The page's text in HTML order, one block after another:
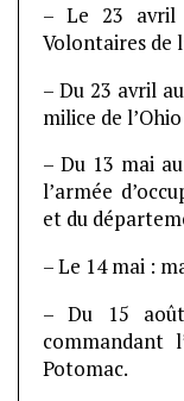
– Le 23 avril
Volontaires de
– Du 23 avril
milice de l’Ohio
– Du 13 mai
l’armée
et du
– Le 14 mai :
– Du 15
commandant
Potomac.